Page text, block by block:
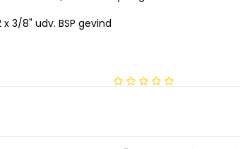
x 3/8" udv. BSP gevind